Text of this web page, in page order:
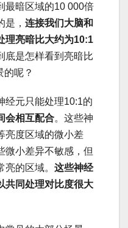
最暗区域的10 000倍
是， 连接我们大脑和
理亮暗比大约为10:1
底是怎样看到亮暗比
的呢？
经元只能处理10:1的
会相互配合。这些神
亮度区域的微小差
微小差异不敏感，但
的区域。 这些神经
共同处理对比度很大